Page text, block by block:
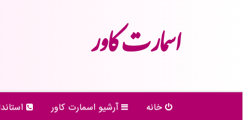
اسمارت كاور
خانه آرشیو اسمارت كاور